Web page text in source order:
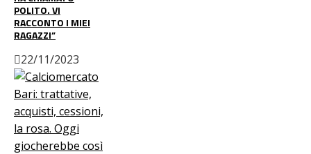
POLITO. VI
RACCONTO I MIEI
RAGAZZI”
22/11/2023